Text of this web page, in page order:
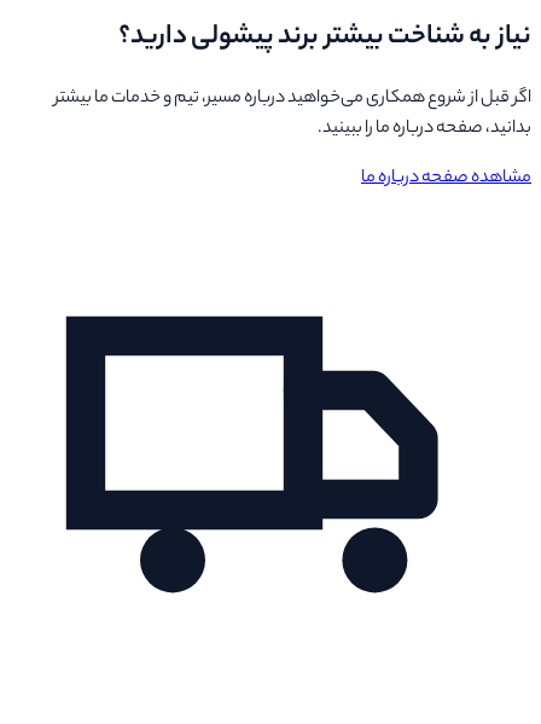
نیاز به شناخت بیشتر برند پیشولی دارید؟
اگر قبل از شروع همکاری می‌خواهید درباره مسیر، تیم و خدمات ما بیشتر
بدانید، صفحه درباره ما را ببینید.
مشاهده صفحه درباره ما